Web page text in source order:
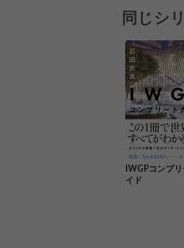
同じシ
IWGPコンプ
イド